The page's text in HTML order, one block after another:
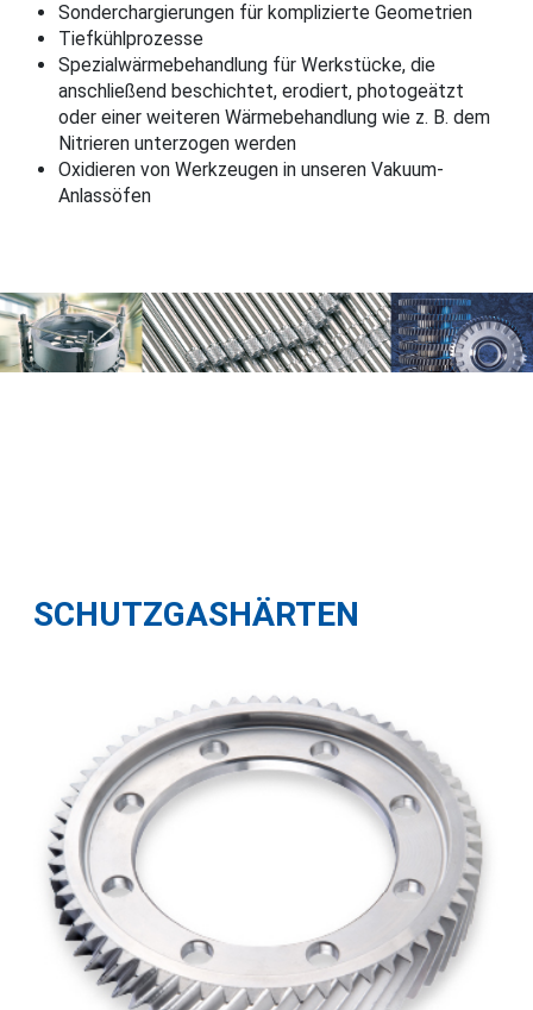
Sonderchargierungen für komplizierte Geometrien
Tiefkühlprozesse
Spezialwärmebehandlung für Werkstücke, die
anschließend beschichtet, erodiert, photogeätzt
oder einer weiteren Wärmebehandlung wie z. B. dem
Nitrieren unterzogen werden
Oxidieren von Werkzeugen in unseren Vakuum-
Anlassöfen
SCHUTZGASHÄRTEN